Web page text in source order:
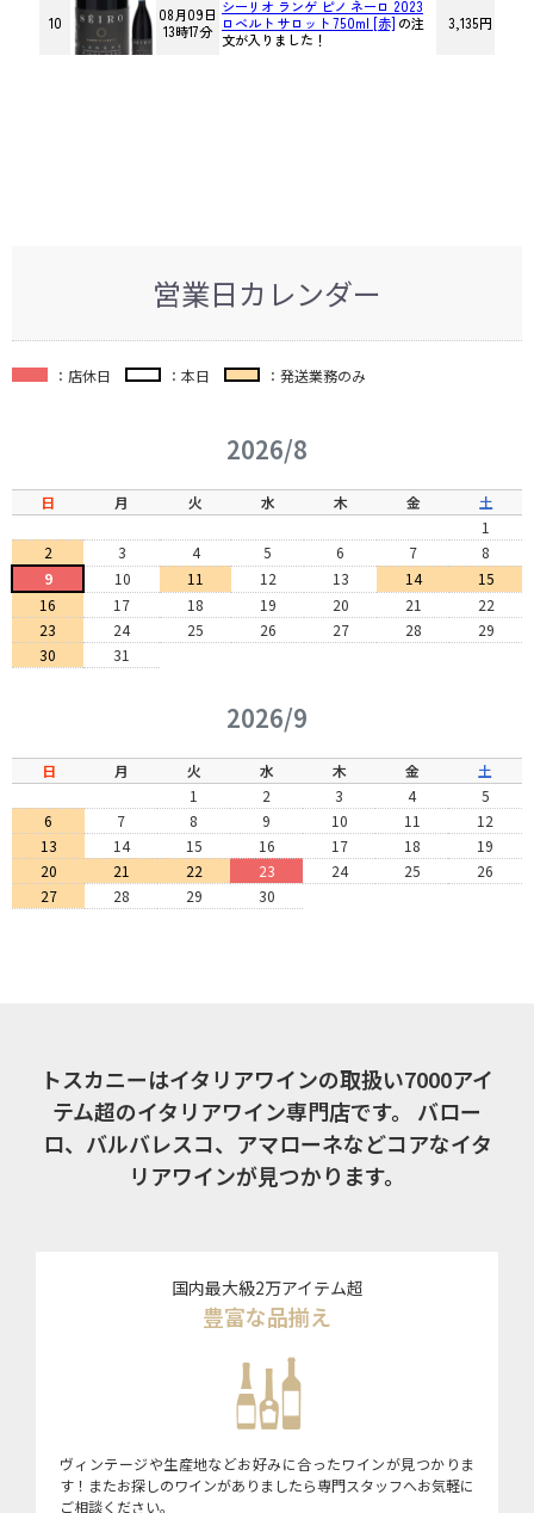
営業日カレンダー
：店休日 ：本日 ：発送業務のみ
2026/8
日 月 火 水 木 金
土
1
2
3 4 5 6 7
8
9
10 11 12 13 14
15
16
17 18 19 20 21
22
23
24 25 26 27 28
29
30
31
2026/9
日 月 火 水 木 金
土
1
2 3 4
5
6
7 8 9 10 11
12
13
14 15 16 17 18
19
20
21 22 23 24 25
26
27
28 29 30
トスカニーはイタリアワインの取扱い7000アイ
テム超のイタリアワイン専門店です。
バロー
ロ、バルバレスコ、アマローネなどコアなイタ
リアワインが見つかります。
国内最大級2万アイテム超
豊富な品揃え
ヴィンテージや生産地などお好みに合ったワインが見つかりま
す！またお探しのワインがありましたら専門スタッフへお気軽に
ご相談ください。